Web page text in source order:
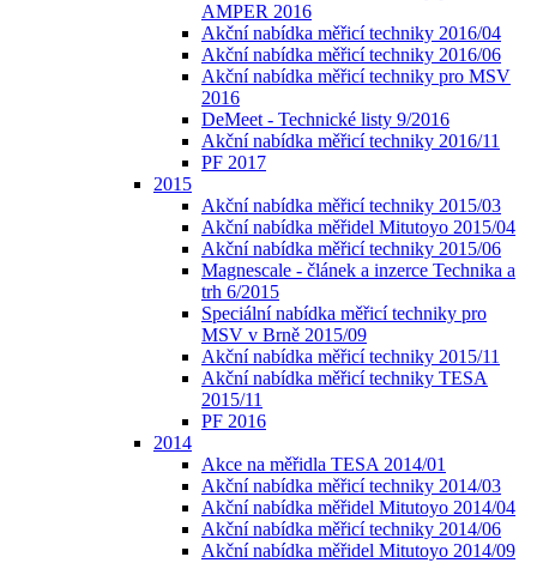
AMPER 2016
Akční nabídka měřicí techniky 2016/04
Akční nabídka měřicí techniky 2016/06
Akční nabídka měřicí techniky pro MSV
2016
DeMeet - Technické listy 9/2016
Akční nabídka měřicí techniky 2016/11
PF 2017
2015
Akční nabídka měřicí techniky 2015/03
Akční nabídka měřidel Mitutoyo 2015/04
Akční nabídka měřicí techniky 2015/06
Magnescale - článek a inzerce Technika a
trh 6/2015
Speciální nabídka měřicí techniky pro
MSV v Brně 2015/09
Akční nabídka měřicí techniky 2015/11
Akční nabídka měřicí techniky TESA
2015/11
PF 2016
2014
Akce na měřidla TESA 2014/01
Akční nabídka měřicí techniky 2014/03
Akční nabídka měřidel Mitutoyo 2014/04
Akční nabídka měřicí techniky 2014/06
Akční nabídka měřidel Mitutoyo 2014/09